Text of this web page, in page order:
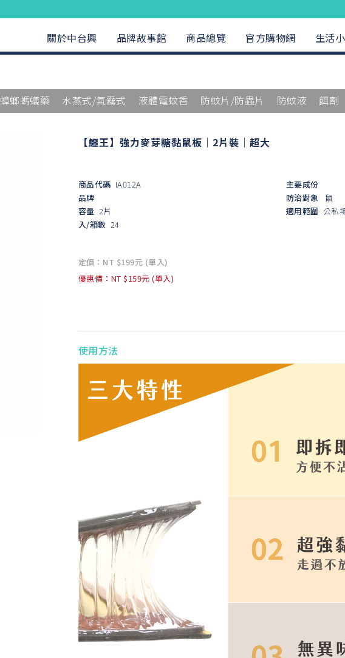
關於中台興 品牌故事館 商品總覽 官方購物網 生活
蟑螂螞蟻藥 水蒸式/氣霧式 液體電蚊香 防蚊片/防蟲片 防蚊液 餌劑
【鱷王】強力麥芽糖黏鼠板｜2片裝｜超大
商品代碼 IA012A
品牌
容量 2片
入/箱數 24
主要成份
防治對象
鼠
適用範圍 公私
定價：NT $199元 (單入)
優惠價：NT $159元 (單入)
使用方法